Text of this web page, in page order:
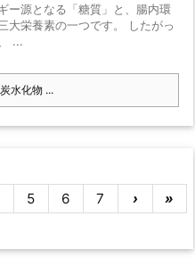
ー源となる「糖質」と、腸内環
大栄養素の一つです。 したがっ
...
炭水化物 ...
5 6 7 › »